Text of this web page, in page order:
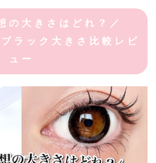
の大きさはどれ？／
ラック大きさ比較レビ
ュー